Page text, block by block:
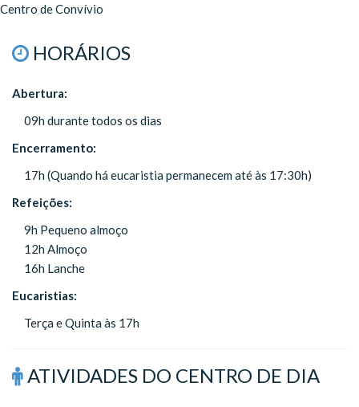
Centro de Convívio
HORÁRIOS
Abertura:
09h durante todos os dias
Encerramento:
17h (Quando há eucaristia permanecem até às 17:30h)
Refeições:
9h Pequeno almoço
12h Almoço
16h Lanche
Eucaristias:
Terça e Quinta às 17h
ATIVIDADES DO CENTRO DE DIA